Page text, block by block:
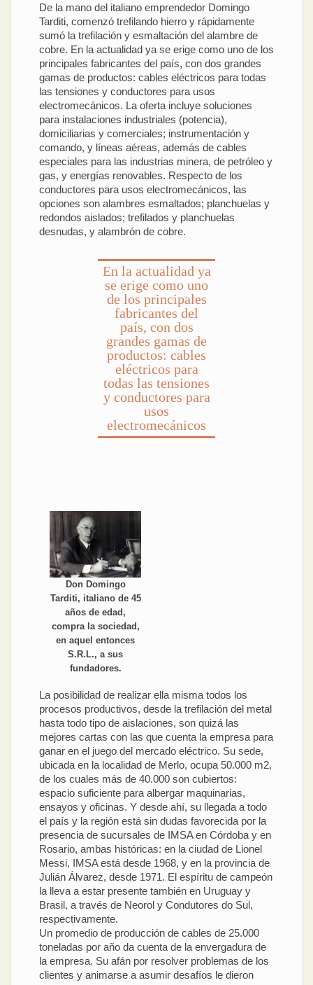
De la mano del italiano emprendedor Domingo
Tarditi, comenzó trefilando hierro y rápidamente
sumó la trefilación y esmaltación del alambre de
cobre. En la actualidad ya se erige como uno de los
principales fabricantes del país, con dos grandes
gamas de productos: cables eléctricos para todas
las tensiones y conductores para usos
electromecánicos. La oferta incluye soluciones
para instalaciones industriales (potencia),
domiciliarias y comerciales; instrumentación y
comando, y líneas aéreas, además de cables
especiales para las industrias minera, de petróleo y
gas, y energías renovables. Respecto de los
conductores para usos electromecánicos, las
opciones son alambres esmaltados; planchuelas y
redondos aislados; trefilados y planchuelas
desnudas, y alambrón de cobre.
En la actualidad ya
se erige como uno
de los principales
fabricantes del
país, con dos
grandes gamas de
productos: cables
eléctricos para
todas las tensiones
y conductores para
usos
electromecánicos
Don Domingo
Tarditi, italiano de 45
años de edad,
compra la sociedad,
en aquel entonces
S.R.L., a sus
fundadores.
La posibilidad de realizar ella misma todos los
procesos productivos, desde la trefilación del metal
hasta todo tipo de aislaciones, son quizá las
mejores cartas con las que cuenta la empresa para
ganar en el juego del mercado eléctrico. Su sede,
ubicada en la localidad de Merlo, ocupa 50.000 m2,
de los cuales más de 40.000 son cubiertos:
espacio suficiente para albergar maquinarias,
ensayos y oficinas. Y desde ahí, su llegada a todo
el país y la región está sin dudas favorecida por la
presencia de sucursales de IMSA en Córdoba y en
Rosario, ambas históricas: en la ciudad de Lionel
Messi, IMSA está desde 1968, y en la provincia de
Julián Álvarez, desde 1971. El espíritu de campeón
la lleva a estar presente también en Uruguay y
Brasil, a través de Neorol y Condutores do Sul,
respectivamente.
Un promedio de producción de cables de 25.000
toneladas por año da cuenta de la envergadura de
la empresa. Su afán por resolver problemas de los
clientes y animarse a asumir desafíos le dieron